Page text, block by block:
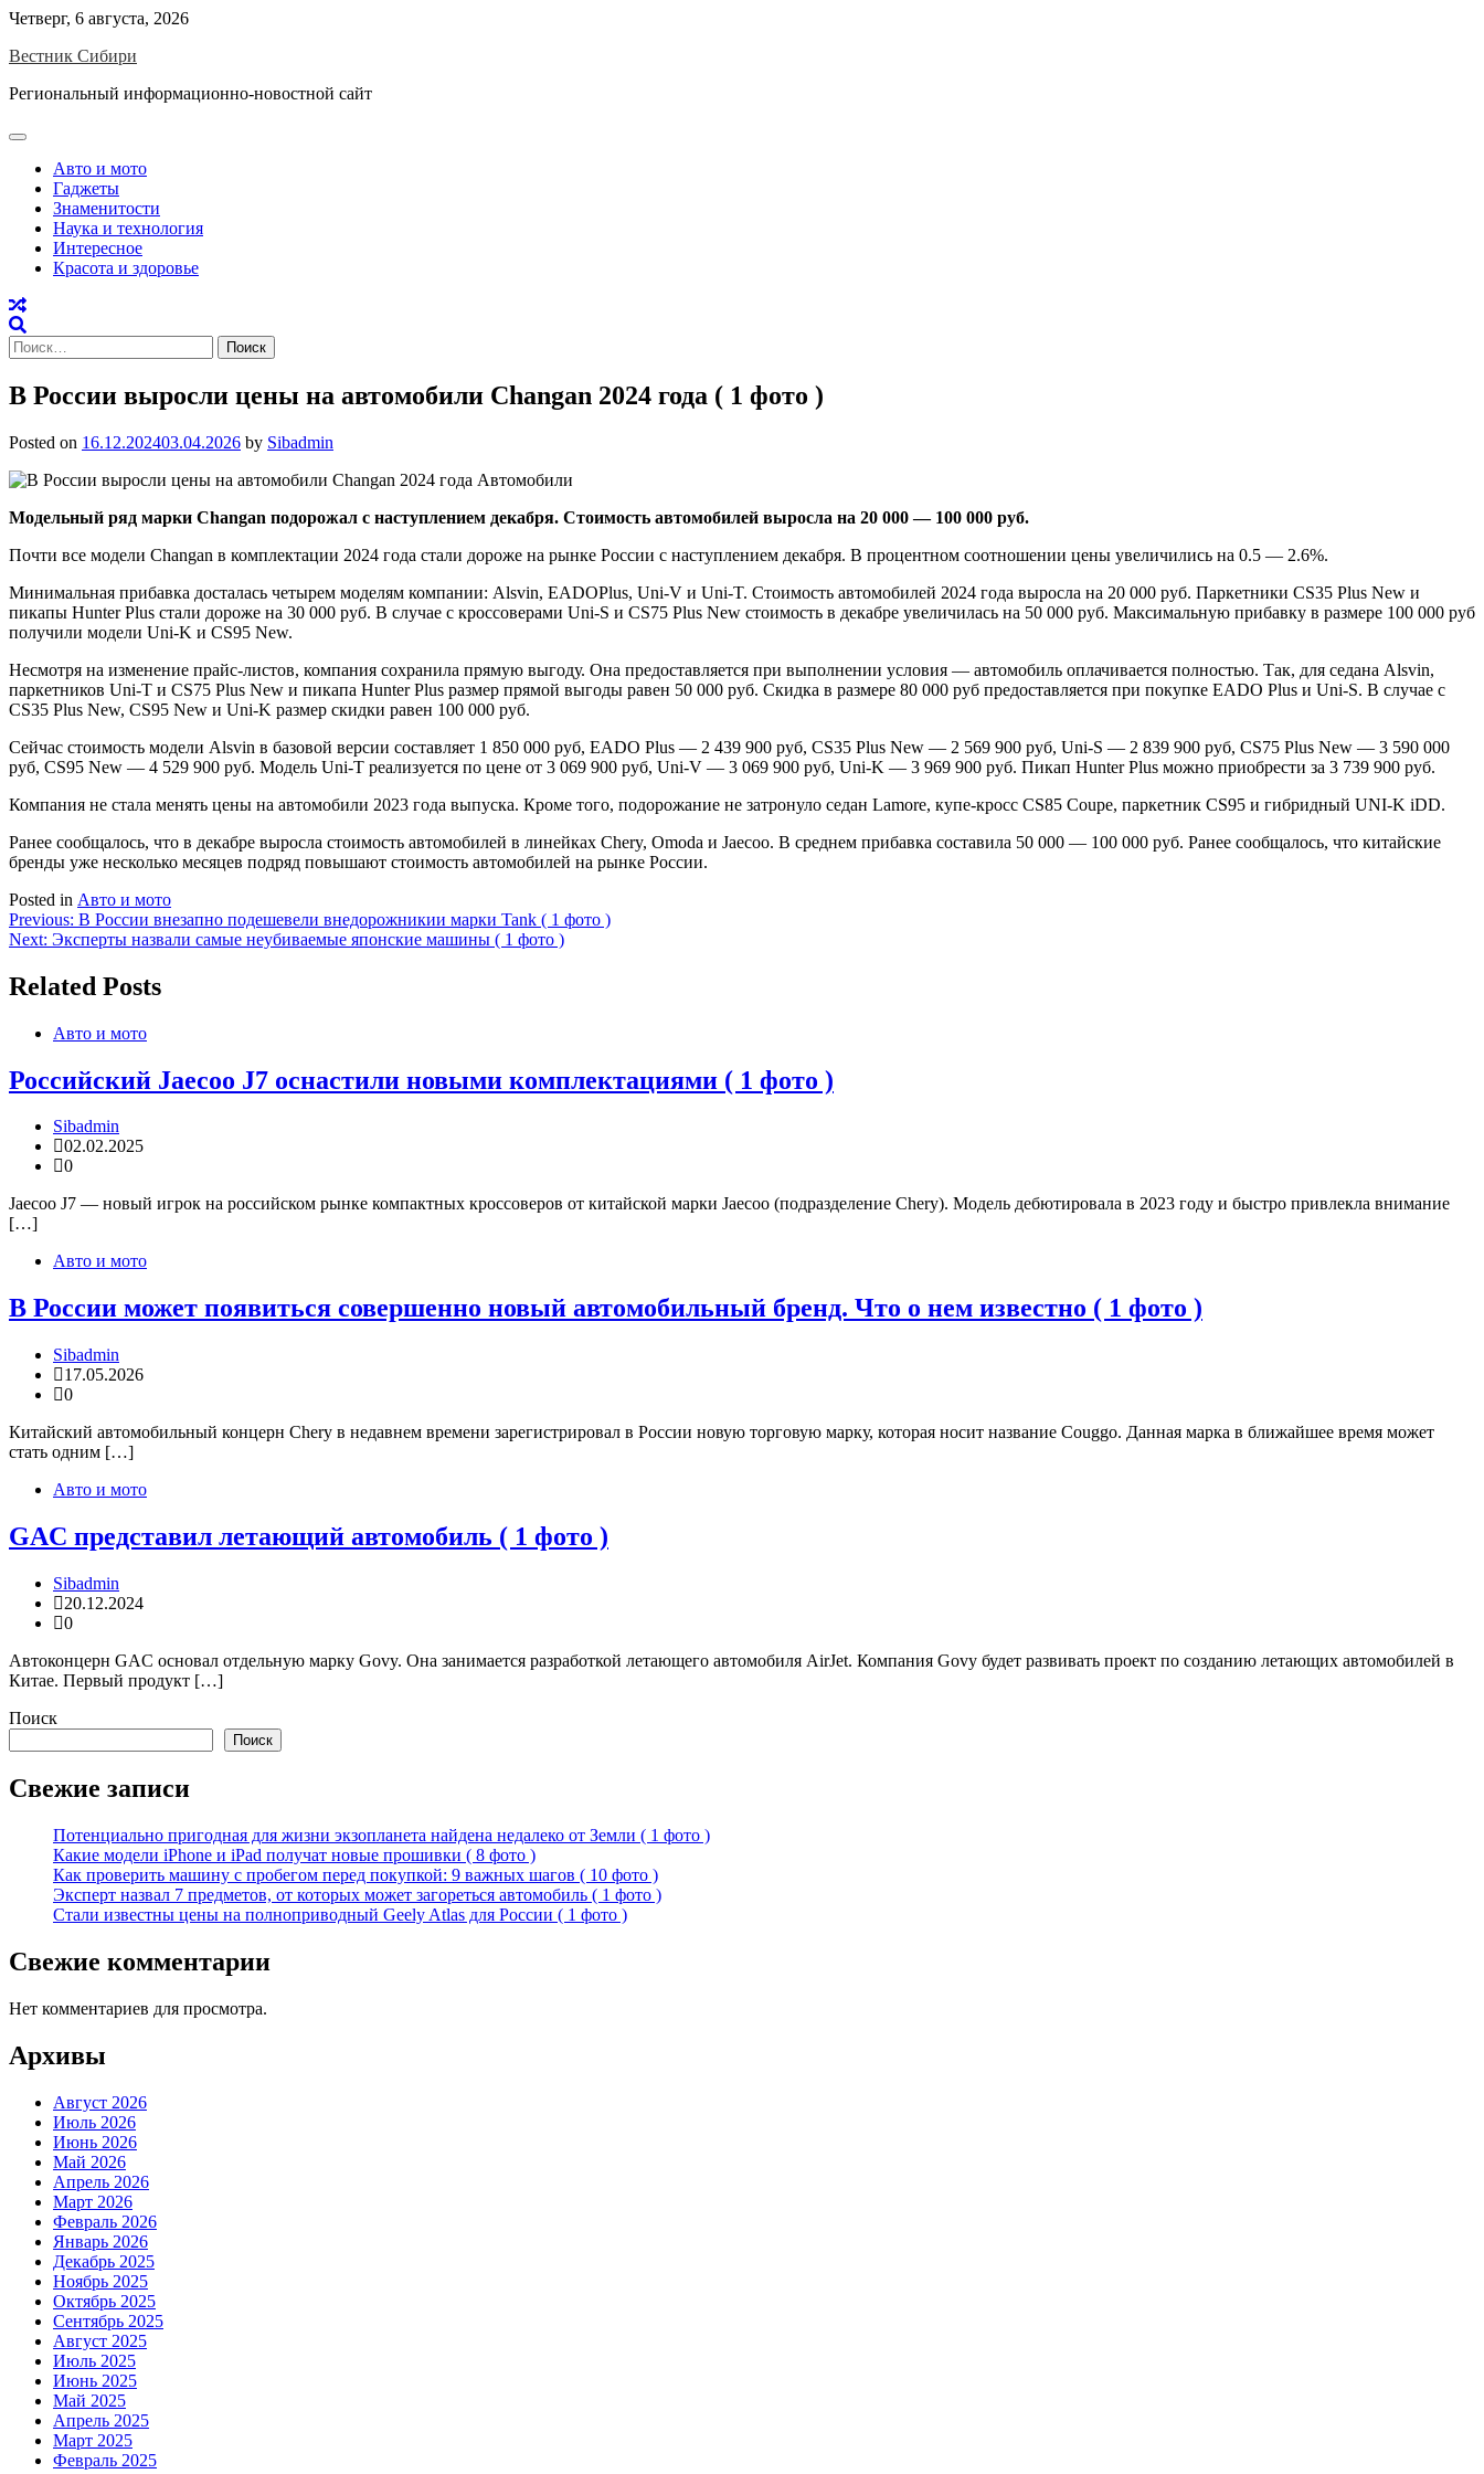
Skip
content
Четверг, 6 августа, 2026
Вестник Сибири
Региональный информационно-новостной сайт
Авто и мото
Гаджеты
Знаменитости
Наука и технология
Интересное
Красота и здоровье
Найти:
В России выросли цены на автомобили Changan 2024 года ( 1 фото )
Posted on 16.12.202403.04.2026 by Sibadmin
Модельный ряд марки Changan подорожал с наступлением декабря. Стоимость автомобилей выросла на 20 000 — 100 000 руб.
Почти все модели Changan в комплектации 2024 года стали дороже на рынке России с наступлением декабря. В процентном соотношении цены увеличились на 0.5 — 2.6%.
Минимальная прибавка досталась четырем моделям компании: Alsvin, EADOPlus, Uni-V и Uni-T. Стоимость автомобилей 2024 года выросла на 20 000 руб. Паркетники CS35 Plus New и
пикапы Hunter Plus стали дороже на 30 000 руб. В случае с кроссоверами Uni-S и CS75 Plus New стоимость в декабре увеличилась на 50 000 руб. Максимальную прибавку в размере 100 000 руб
получили модели Uni-K и CS95 New.
Несмотря на изменение прайс-листов, компания сохранила прямую выгоду. Она предоставляется при выполнении условия — автомобиль оплачивается полностью. Так, для седана Alsvin,
паркетников Uni-T и CS75 Plus New и пикапа Hunter Plus размер прямой выгоды равен 50 000 руб. Скидка в размере 80 000 руб предоставляется при покупке EADO Plus и Uni-S. В случае с
CS35 Plus New, CS95 New и Uni-K размер скидки равен 100 000 руб.
Сейчас стоимость модели Alsvin в базовой версии составляет 1 850 000 руб, EADO Plus — 2 439 900 руб, CS35 Plus New — 2 569 900 руб, Uni-S — 2 839 900 руб, CS75 Plus New — 3 590 000
руб, CS95 New — 4 529 900 руб. Модель Uni-T реализуется по цене от 3 069 900 руб, Uni-V — 3 069 900 руб, Uni-K — 3 969 900 руб. Пикап Hunter Plus можно приобрести за 3 739 900 руб.
Компания не стала менять цены на автомобили 2023 года выпуска. Кроме того, подорожание не затронуло седан Lamore, купе-кросс CS85 Coupe, паркетник CS95 и гибридный UNI-K iDD.
Ранее сообщалось, что в декабре выросла стоимость автомобилей в линейках Chery, Omoda и Jaecoo. В среднем прибавка составила 50 000 — 100 000 руб. Ранее сообщалось, что китайские
бренды уже несколько месяцев подряд повышают стоимость автомобилей на рынке России.
Posted in Авто и мото
Навигация
по
записям
Previous: В России внезапно подешевели внедорожникии марки Tank ( 1 фото )
Next: Эксперты назвали самые неубиваемые японские машины ( 1 фото )
Related Posts
Авто и мото
Российский Jaecoo J7 оснастили новыми комплектациями ( 1 фото )
Sibadmin
02.02.2025
0
Jaecoo J7 — новый игрок на российском рынке компактных кроссоверов от китайской марки Jaecoo (подразделение Chery). Модель дебютировала в 2023 году и быстро привлекла внимание
[…]
Авто и мото
В России может появиться совершенно новый автомобильный бренд. Что о нем известно ( 1 фото )
Sibadmin
17.05.2026
0
Китайский автомобильный концерн Chery в недавнем времени зарегистрировал в России новую торговую марку, которая носит название Couggo. Данная марка в ближайшее время может
стать одним […]
Авто и мото
GAC представил летающий автомобиль ( 1 фото )
Sibadmin
20.12.2024
0
Автоконцерн GAC основал отдельную марку Govy. Она занимается разработкой летающего автомобиля AirJet. Компания Govy будет развивать проект по созданию летающих автомобилей в
Китае. Первый продукт […]
Поиск
Поиск
Свежие записи
Потенциально пригодная для жизни экзопланета найдена недалеко от Земли ( 1 фото )
Какие модели iPhone и iPad получат новые прошивки ( 8 фото )
Как проверить машину с пробегом перед покупкой: 9 важных шагов ( 10 фото )
Эксперт назвал 7 предметов, от которых может загореться автомобиль ( 1 фото )
Стали известны цены на полноприводный Geely Atlas для России ( 1 фото )
Свежие комментарии
Нет комментариев для просмотра.
Архивы
Август 2026
Июль 2026
Июнь 2026
Май 2026
Апрель 2026
Март 2026
Февраль 2026
Январь 2026
Декабрь 2025
Ноябрь 2025
Октябрь 2025
Сентябрь 2025
Август 2025
Июль 2025
Июнь 2025
Май 2025
Апрель 2025
Март 2025
Февраль 2025